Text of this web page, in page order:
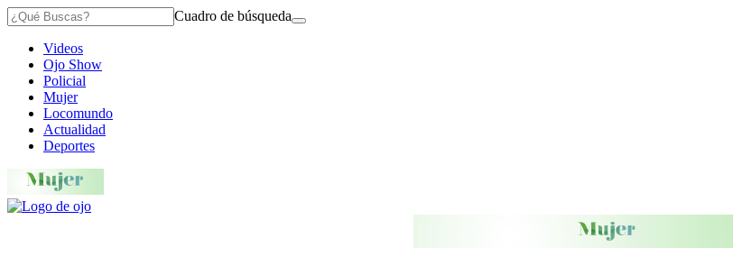
Cuadro de búsqueda
Videos
Ojo Show
Policial
Mujer
Locomundo
Actualidad
Deportes